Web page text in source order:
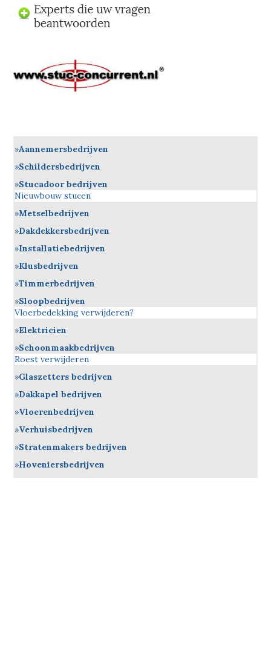
Aannemersbedrijven
Schildersbedrijven
Stucadoor bedrijven
Nieuwbouw stucen
Metselbedrijven
Dakdekkersbedrijven
Installatiebedrijven
Klusbedrijven
Timmerbedrijven
Sloopbedrijven
Vloerbedekking verwijderen?
Elektricien
Schoonmaakbedrijven
Roest verwijderen
Glaszetters bedrijven
Dakkapel bedrijven
Vloerenbedrijven
Verhuisbedrijven
Stratenmakers bedrijven
Hoveniersbedrijven